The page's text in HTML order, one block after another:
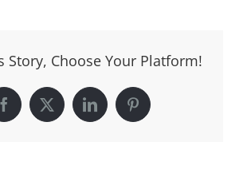
Story, Choose Your Platform!
Facebook
X LinkedInPinterest